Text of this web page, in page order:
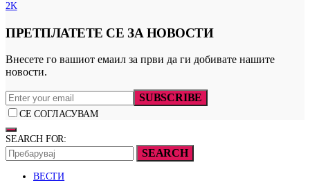
2K
ПРЕТПЛАТЕТЕ СЕ ЗА НОВОСТИ
Внесете го вашиот емаил за први да ги добивате нашите
новости.
SUBSCRIBE
СЕ СОГЛАСУВАМ
SEARCH FOR:
SEARCH
ВЕСТИ